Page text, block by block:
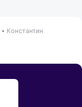
• Константин